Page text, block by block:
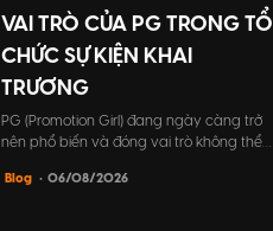
VAI TRÒ CỦA PG TRONG TỔ
CHỨC SỰ KIỆN KHAI
TRƯƠNG
PG (Promotion Girl) đang ngày càng trở
nên phổ biến và đóng vai trò không thể
PG không chỉ giúp chương trình trở nên
Blog • 06/08/2026